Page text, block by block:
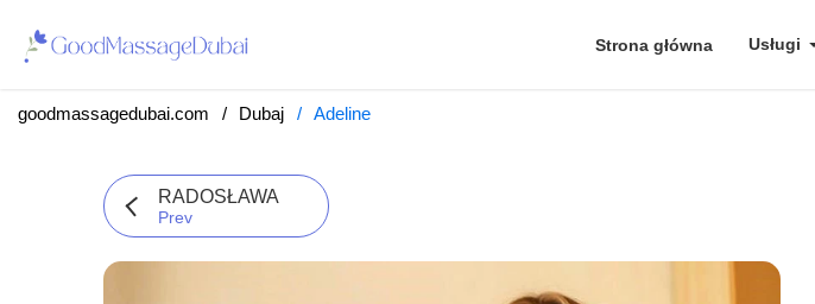
Strona główna Usługi
goodmassagedubai.com Dubaj Adeline
RADOSŁAWA
Prev